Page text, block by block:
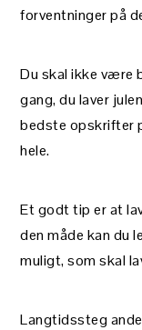
forventninger på
Du skal ikke være
gang, du laver
bedste opskrifter
hele.
Et godt tip er at
den måde kan du
muligt, som skal
Langtidssteg